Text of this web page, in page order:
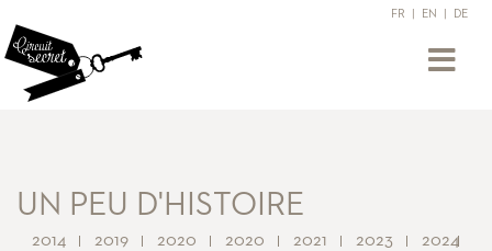
FR EN DE
UN PEU D'HISTOIRE
2014 2019 2020 2020 2021 2023 2024